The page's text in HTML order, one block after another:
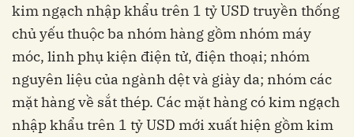
kim ngạch nhập khẩu trên 1 tỷ USD truyền thống
chủ yếu thuộc ba nhóm hàng gồm nhóm máy
móc, linh phụ kiện điện tử, điện thoại; nhóm
nguyên liệu của ngành dệt và giày da; nhóm các
mặt hàng về sắt thép. Các mặt hàng có kim ngạch
nhập khẩu trên 1 tỷ USD mới xuất hiện gồm kim